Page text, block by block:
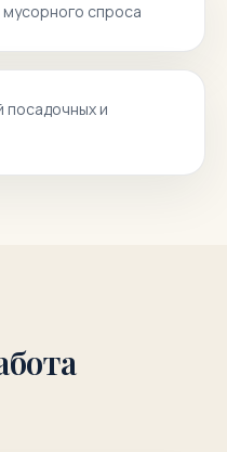
спроса
посадочных и